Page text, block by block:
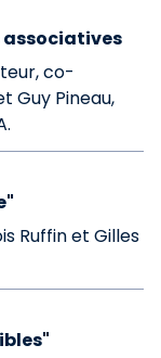
associatives
co-
Guy Pineau,
Ruffin et Gilles